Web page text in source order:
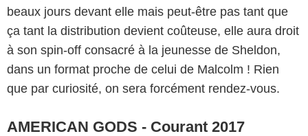
beaux jours devant elle mais peut-être pas tant que
ça tant la distribution devient coûteuse, elle aura droit
à son spin-off consacré à la jeunesse de Sheldon,
dans un format proche de celui de Malcolm ! Rien
que par curiosité, on sera forcément rendez-vous.
AMERICAN GODS - Courant 2017